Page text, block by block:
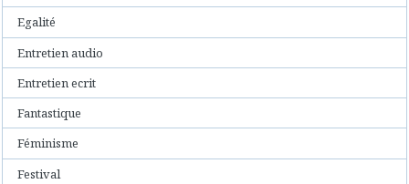
Egalité
Entretien audio
Entretien ecrit
Fantastique
Féminisme
Festival